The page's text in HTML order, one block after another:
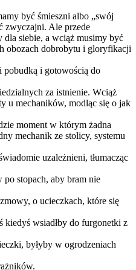
być śmieszni albo „swój
zwyczajni. Ale przede
siebie, a wciąż musimy być
obozach dobrobytu i gloryfikacji
pobudką i gotowością do
za istnienie. Wciąż
mechaników, modląc się o jak
moment w którym żadna
mechanik ze stolicy, systemu
uzależnieni, tłumacząc
po stopach, aby bram nie
o ucieczkach, które się
kiedyś wsiadłby do furgonetki z
byłyby w ogrodzeniach